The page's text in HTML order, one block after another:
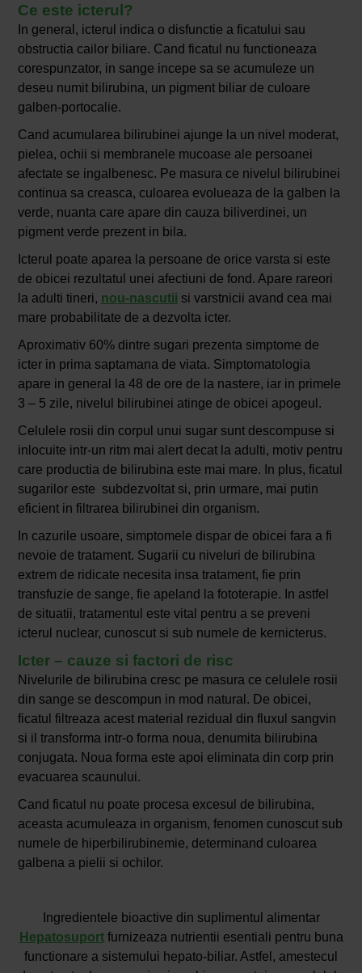
Ce este icterul?
In general, icterul indica o disfunctie a ficatului sau
obstructia cailor biliare. Cand ficatul nu functioneaza
corespunzator, in sange incepe sa se acumuleze un
deseu numit bilirubina, un pigment biliar de culoare
galben-portocalie.
Cand acumularea bilirubinei ajunge la un nivel moderat,
pielea, ochii si membranele mucoase ale persoanei
afectate se ingalbenesc. Pe masura ce nivelul bilirubinei
continua sa creasca, culoarea evolueaza de la galben la
verde, nuanta care apare din cauza biliverdinei, un
pigment verde prezent in bila.
Icterul poate aparea la persoane de orice varsta si este
de obicei rezultatul unei afectiuni de fond. Apare rareori
la adulti tineri, nou-nascutii si varstnicii avand cea mai
mare probabilitate de a dezvolta icter.
Aproximativ 60% dintre sugari prezenta simptome de
icter in prima saptamana de viata. Simptomatologia
apare in general la 48 de ore de la nastere, iar in primele
3 – 5 zile, nivelul bilirubinei atinge de obicei apogeul.
Celulele rosii din corpul unui sugar sunt descompuse si
inlocuite intr-un ritm mai alert decat la adulti, motiv pentru
care productia de bilirubina este mai mare. In plus, ficatul
sugarilor este subdezvoltat si, prin urmare, mai putin
eficient in filtrarea bilirubinei din organism.
In cazurile usoare, simptomele dispar de obicei fara a fi
nevoie de tratament. Sugarii cu niveluri de bilirubina
extrem de ridicate necesita insa tratament, fie prin
transfuzie de sange, fie apeland la fototerapie. In astfel
de situatii, tratamentul este vital pentru a se preveni
icterul nuclear, cunoscut si sub numele de kernicterus.
Icter – cauze si factori de risc
Nivelurile de bilirubina cresc pe masura ce celulele rosii
din sange se descompun in mod natural. De obicei,
ficatul filtreaza acest material rezidual din fluxul sangvin
si il transforma intr-o forma noua, denumita bilirubina
conjugata. Noua forma este apoi eliminata din corp prin
evacuarea scaunului.
Cand ficatul nu poate procesa excesul de bilirubina,
aceasta acumuleaza in organism, fenomen cunoscut sub
numele de hiperbilirubinemie, determinand culoarea
galbena a pielii si ochilor.
Ingredientele bioactive din suplimentul alimentar
Hepatosuportfurnizeaza nutrientii esentiali pentru buna
functionare a sistemului hepato-biliar. Astfel, amestecul